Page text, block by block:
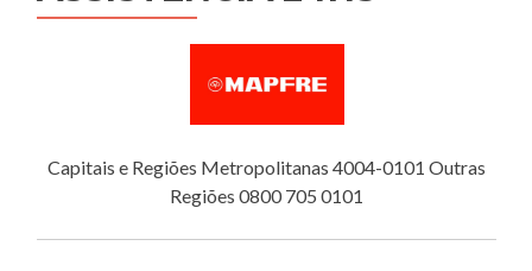
Capitais e Regiões Metropolitanas 4004-0101 Outras
Regiões 0800 705 0101